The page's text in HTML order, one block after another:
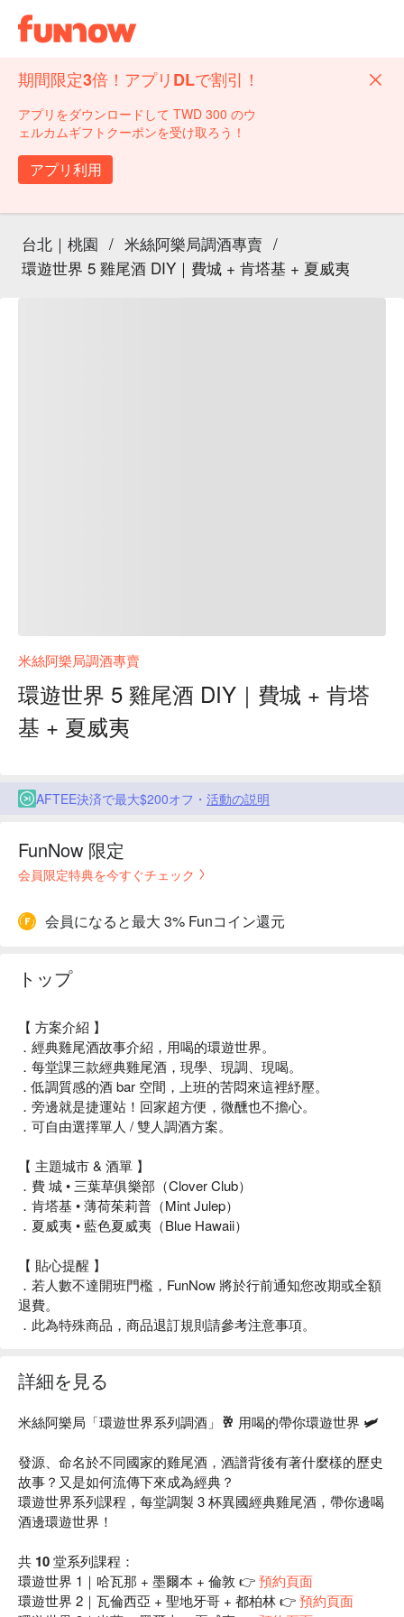
期間限定3倍！アプリDLで割引！
アプリをダウンロードして TWD 300 のウ
ェルカムギフトクーポンを受け取ろう！
アプリ利用
台北｜桃園 / 米絲阿樂局調酒專賣 /
環遊世界 5 雞尾酒 DIY｜費城 + 肯塔基 + 夏威夷
米絲阿樂局調酒專賣
環遊世界 5 雞尾酒 DIY｜費城 + 肯塔
基 + 夏威夷
AFTEE決済で最大$200オフ・ 活動の説明
FunNow 限定
会員限定特典を今すぐチェック
会員になると最大 3% Funコイン還元
トップ
【 方案介紹 】
．經典雞尾酒故事介紹，用喝的環遊世界。
．每堂課三款經典雞尾酒，現學、現調、現喝。
．低調質感的酒 bar 空間，上班的苦悶來這裡紓壓。
．旁邊就是捷運站！回家超方便，微醺也不擔心。
．可自由選擇單人 / 雙人調酒方案。
【 主題城市 & 酒單 】
．費 城 • 三葉草俱樂部（Clover Club）
．肯塔基 • 薄荷茱莉普（Mint Julep）
．夏威夷 • 藍色夏威夷（Blue Hawaii）
【 貼心提醒 】
．若人數不達開班門檻，FunNow 將於行前通知您改期或全額
退費。
．此為特殊商品，商品退訂規則請參考注意事項。
詳細を見る
米絲阿樂局「環遊世界系列調酒」🥂 用喝的帶你環遊世界 🛩
發源、命名於不同國家的雞尾酒，酒譜背後有著什麼樣的歷史
故事？又是如何流傳下來成為經典？
環遊世界系列課程，每堂調製 3 杯異國經典雞尾酒，帶你邊喝
酒邊環遊世界！
共 10 堂系列課程：
環遊世界 1｜哈瓦那 + 墨爾本 + 倫敦 👉預約頁面
環遊世界 2｜瓦倫西亞 + 聖地牙哥 + 都柏林 👉預約頁面